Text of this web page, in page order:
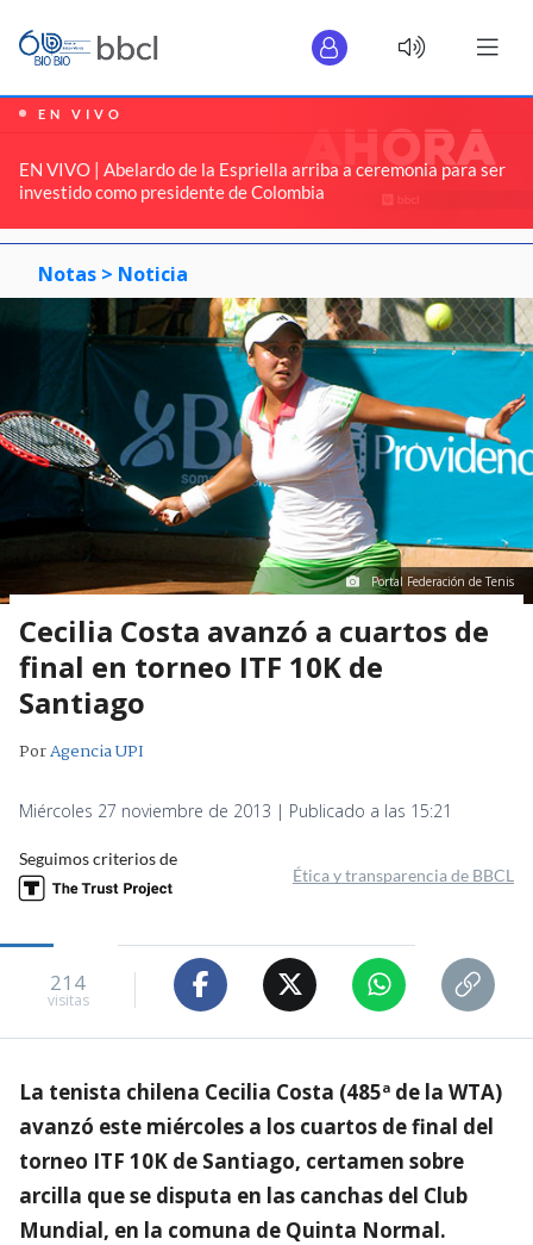
EN VIVO
EN VIVO | Abelardo de la Espriella arriba a ceremonia para ser
investido como presidente de Colombia
Notas > Noticia
Portal Federación de Tenis
Cecilia Costa avanzó a cuartos de
final en torneo ITF 10K de
Santiago
PorAgencia UPI
Miércoles 27 noviembre de 2013 | Publicado a las 15:21
Seguimos criterios de
Ética y transparencia de BBCL
214
visitas
La tenista chilena Cecilia Costa (485ª de la WTA)
avanzó este miércoles a los cuartos de final del
torneo ITF 10K de Santiago, certamen sobre
arcilla que se disputa en las canchas del Club
Mundial, en la comuna de Quinta Normal.